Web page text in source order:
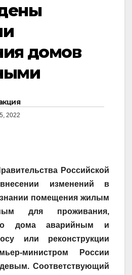
домов
2022
Российской
изменений в
помещения жилым
для проживания,
дома аварийным и
или реконструкции
министром России
Соответствующий